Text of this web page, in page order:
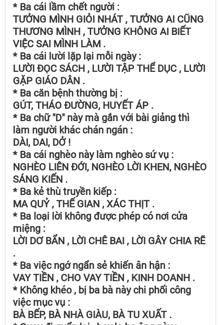
* Ba cái lầm chết người :
TƯỞNG MÌNH GIỎI NHÁT , TƯỞNG AI CŨNG
THƯƠNG MÌNH , TƯỞNG KHÔNG AI BIẾT
VIỆC SAI MÌNH LÀM .
* Ba cái lười lặp lại mỗi ngày :
LƯỜI ĐỌC SÁCH , LƯỜI TẬP THỂ DỤC , LƯỜI
GẶP GIÁO DÂN .
* Ba căn bệnh thường bị :
GÚT, THÁO ĐƯỜNG, HUYẾT ÁP .
* Ba chữ "D" này mà gắn với bài giảng thì
làm người khác chán ngán :
DÀI, DAI, DỞ !
* Ba cái nghèo này làm nghèo sứ vụ :
NGHÈO LIÊN ĐỚI, NGHÈO LỜI KHEN, NGHÈO
SÁNG KIẾN .
* Ba kẻ thù truyền kiếp :
MA QUỶ , THẾ GIAN , XÁC THỊT .
* Ba loại lời không được phép có nơi cửa
miệng :
LỜI DƠ BẨN , LỜI CHÊ BAI , LỜI GÂY CHIA RẼ
.
* Ba việc ngớ ngẩn sẻ khiến ân hận :
VAY TIỀN , CHO VAY TIỀN , KINH DOANH .
* Không khéo , bị ba bà này chi phối công
việc mục vụ :
BÀ BẾP, BÀ NHÀ GIÀU, BÀ TU XUẤT .